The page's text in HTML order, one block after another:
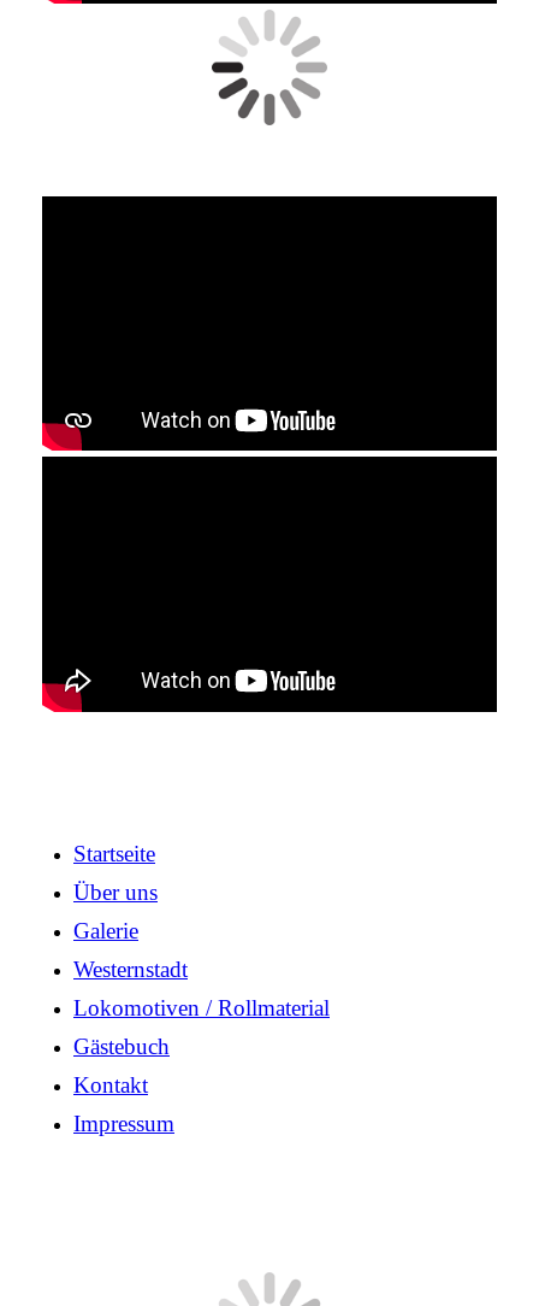
Startseite
Über uns
Galerie
Westernstadt
Lokomotiven / Rollmaterial
Gästebuch
Kontakt
Impressum